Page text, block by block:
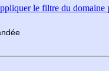
le filtre du domaine